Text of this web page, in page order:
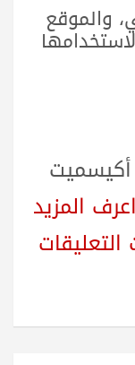
والموقع
اعرف المزيد